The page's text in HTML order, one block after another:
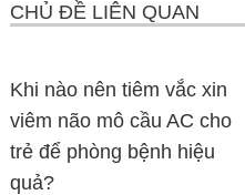
CHỦ ĐỀ LIÊN QUAN
Khi nào nên tiêm vắc xin
viêm não mô cầu AC cho
trẻ để phòng bệnh hiệu
quả?